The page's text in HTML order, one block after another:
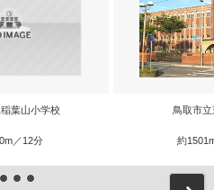
葉山小学校
／12分
鳥取市
約